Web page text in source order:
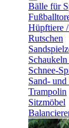
Bälle für
Hüpftiere
Rutschen
Schnee-
Sand- und
Trampolin
Sitzmöbel